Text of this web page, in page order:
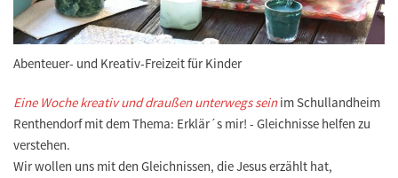
Abenteuer- und Kreativ-Freizeit für Kinder
Eine Woche kreativ und draußen unterwegs seinim Schullandheim
Renthendorf mit dem Thema: Erklär´s mir! - Gleichnisse helfen zu
verstehen.
Wir wollen uns mit den Gleichnissen, die Jesus erzählt hat,